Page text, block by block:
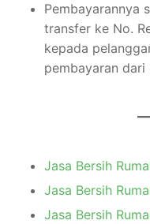
Pembayarannya
transfer ke No.
kepada
pembayaran dari
Jasa Bersih
Jasa Bersih
Jasa Bersih